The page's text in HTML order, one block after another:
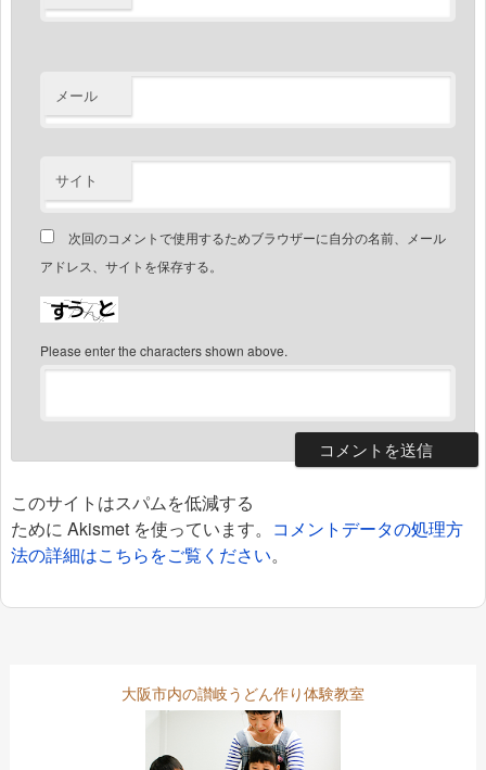
メール
サイト
次回のコメントで使用するためブラウザーに自分の名前、メール
アドレス、サイトを保存する。
Please enter the characters shown above.
このサイトはスパムを低減する
ために Akismet を使っています。 コメントデータの処理方
法の詳細はこちらをご覧ください。
大阪市内の讃岐うどん作り体験教室